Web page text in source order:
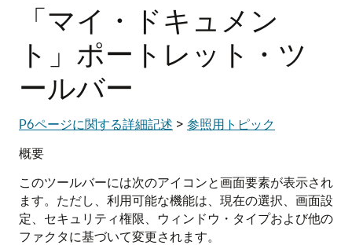
「マイ・ドキュメン
ト」ポートレット・ツ
ールバー
P6ページに関する詳細記述 > 参照用トピック
概要
このツールバーには次のアイコンと画面要素が表示され
ます。ただし、利用可能な機能は、現在の選択、画面設
定、セキュリティ権限、ウィンドウ・タイプおよび他の
ファクタに基づいて変更されます。